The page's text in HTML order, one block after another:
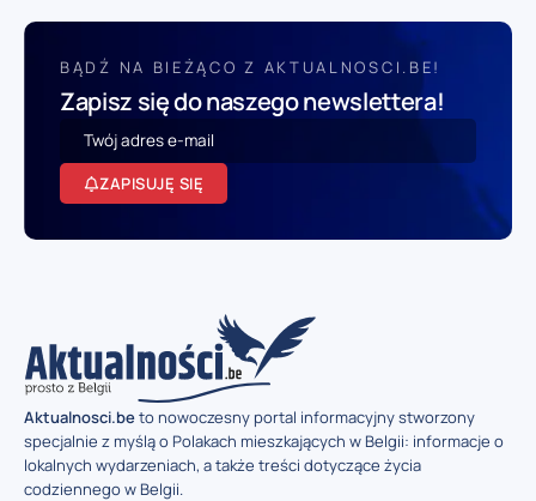
BĄDŹ NA BIEŻĄCO Z AKTUALNOSCI.BE!
Zapisz się do naszego newslettera!
ZAPISUJĘ SIĘ
Aktualnosci.beto nowoczesny portal informacyjny stworzony
specjalnie z myślą o Polakach mieszkających w Belgii: informacje o
lokalnych wydarzeniach, a także treści dotyczące życia
codziennego w Belgii.